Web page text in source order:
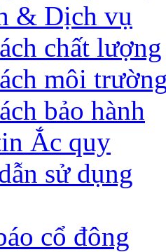
& Dịch vụ
chất lượng
môi
bảo hành
Ắc quy
sử dụng
cổ đông